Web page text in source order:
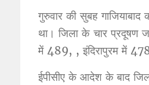
गुरुवार की सुबह
था। जिला के चार प्रदूषण
में 489, , इंदिरापुरम में
ईपीसीए के आदेश के बाद